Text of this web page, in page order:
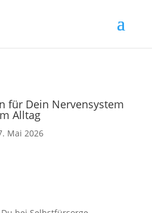
für Dein Nervensystem
Alltag
Mai 2026